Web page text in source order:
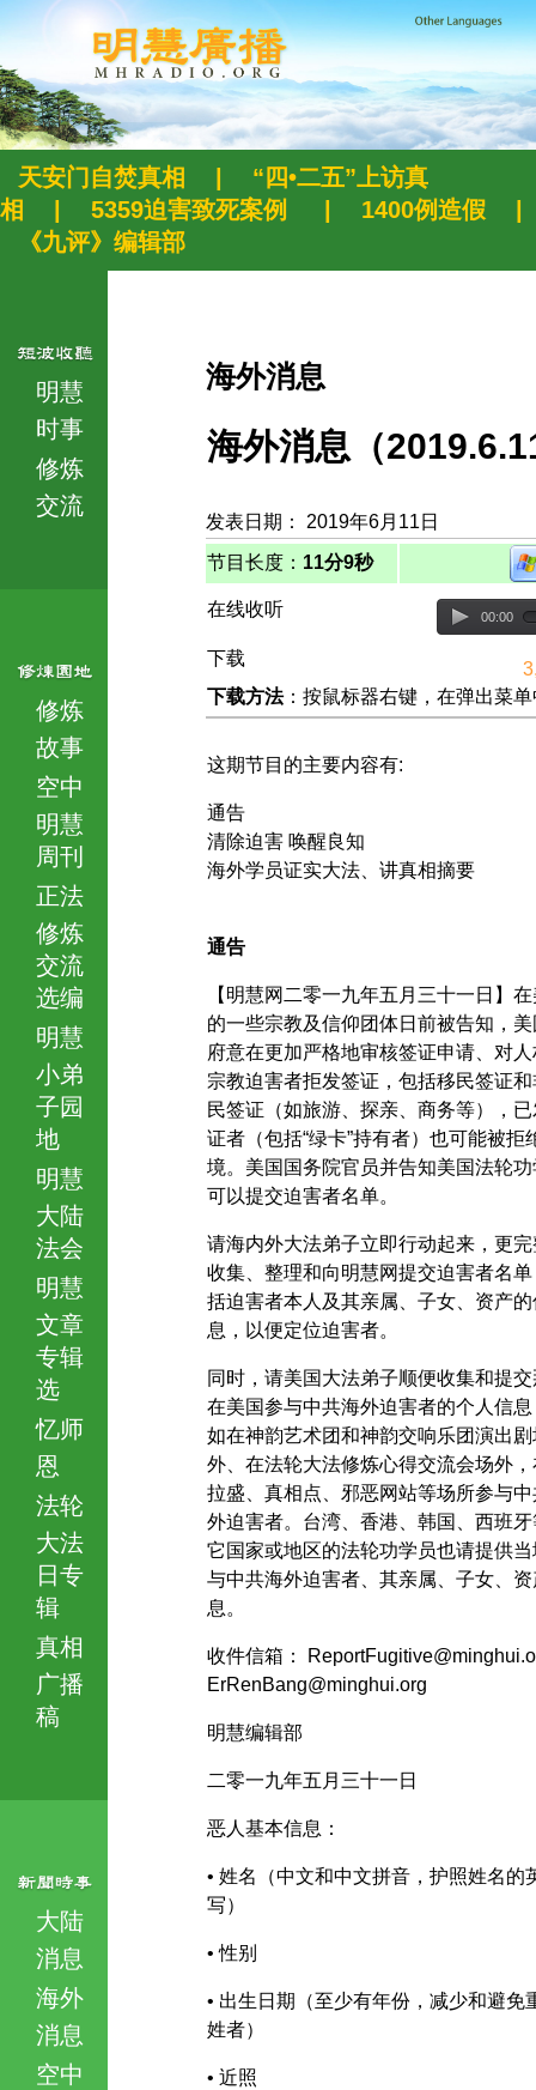
天安门自焚真相
“四•二五”上访真
相
5359迫害致死案例 1400例造假
《九评》编辑部
明慧
时事
修炼
交流
修炼
故事
空中
明慧
周刊
正法
修炼
交流
选编
明慧
小弟
子园
地
明慧
大陆
法会
明慧
文章
专辑
选
忆师
恩
法轮
大法
日专
辑
真相
广播
稿
大陆
消息
海外
消息
空中
海外消息
海外消息（
发表日期： 2019年6月11日
节目长度： 11分9秒
在线收听 00:00
下载
下载方法：按鼠标器右键，在弹出菜
这期节目的主要内容有:
通告
清除迫害 唤醒良知
海外学员证实大法、讲真相摘要
通告
【明慧网二零一九年五月三十一日】
的一些宗教及信仰团体日前被告知，美
府意在更加严格地审核签证申请、对
宗教迫害者拒发签证，包括移民签证和
民签证（如旅游、探亲、商务等），
证者（包括“绿卡”持有者）也可能被拒
境。美国国务院官员并告知美国法轮功
可以提交迫害者名单。
请海内外大法弟子立即行动起来，更完
收集、整理和向明慧网提交迫害者名单
括迫害者本人及其亲属、子女、资产的
息，以便定位迫害者。
同时，请美国大法弟子顺便收集和提
在美国参与中共海外迫害者的个人信息
如在神韵艺术团和神韵交响乐团演出剧
外、在法轮大法修炼心得交流会场外，
拉盛、真相点、邪恶网站等场所参与中
外迫害者。台湾、香港、韩国、西班牙
它国家或地区的法轮功学员也请提供当
与中共海外迫害者、其亲属、子女、资
息。
收件信箱：
ErRenBang@minghui.org
明慧编辑部
二零一九年五月三十一日
恶人基本信息：
• 姓名（中文和中文拼音，护照姓名的
写）
• 性别
• 出生日期（至少有年份，减少和避免
姓者）
• 近照